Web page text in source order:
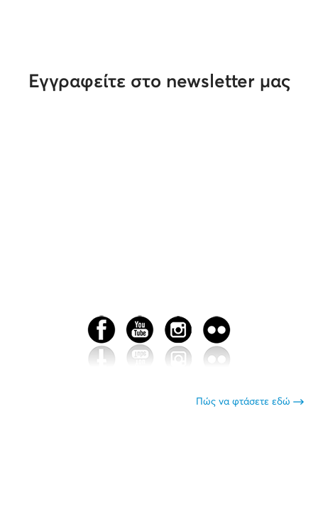
Εγγραφείτε στο newsletter μας
Πώς να φτάσετε εδώ